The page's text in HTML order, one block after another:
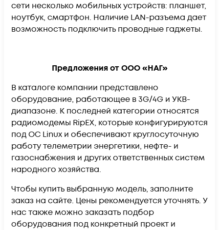
сети несколько мобильных устройств: планшет,
ноутбук, смартфон. Наличие LAN-разъема дает
возможность подключить проводные гаджеты.
Предложения от ООО «НАГ»
В каталоге компании представлено
оборудование, работающее в 3G/4G и УКВ-
диапазоне. К последней категории относятся
радиомодемы RipEX, которые конфигурируются
под ОС Linux и обеспечивают круглосуточную
работу телеметрии энергетики, нефте- и
газоснабжения и других ответственных систем
народного хозяйства.
Чтобы купить выбранную модель, заполните
заказ на сайте. Цены рекомендуется уточнять. У
нас также можно заказать подбор
оборудования под конкретный проект и